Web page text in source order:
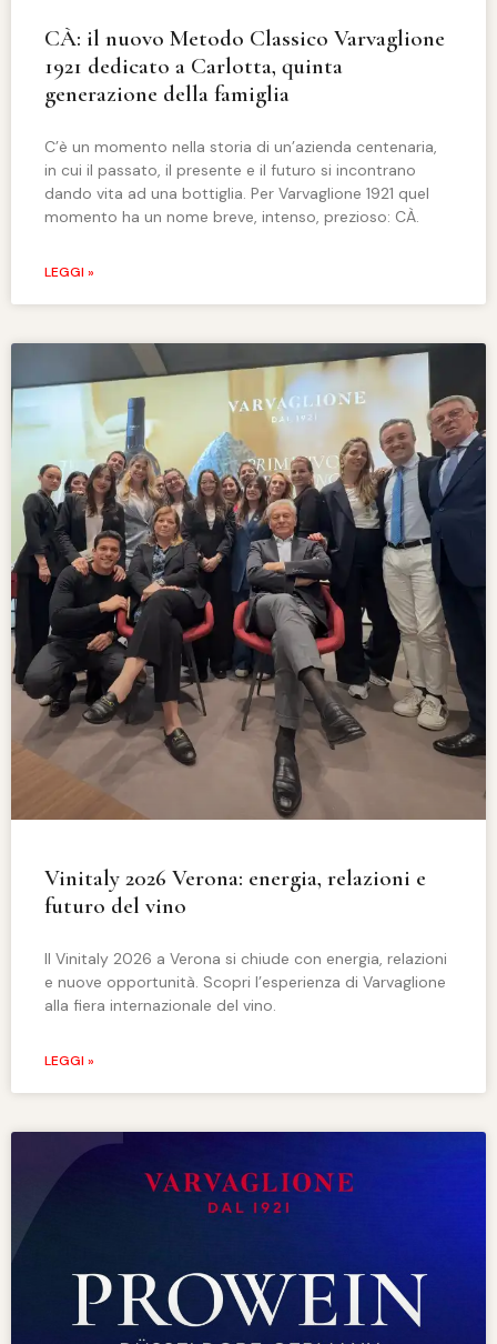
CÀ: il nuovo Metodo Classico Varvaglione
1921 dedicato a Carlotta, quinta
generazione della famiglia
C’è un momento nella storia di un’azienda centenaria,
in cui il passato, il presente e il futuro si incontrano
dando vita ad una bottiglia. Per Varvaglione 1921 quel
momento ha un nome breve, intenso, prezioso: CÀ.
LEGGI »
Vinitaly 2026 Verona: energia, relazioni e
futuro del vino
Il Vinitaly 2026 a Verona si chiude con energia, relazioni
e nuove opportunità. Scopri l’esperienza di Varvaglione
alla fiera internazionale del vino.
LEGGI »